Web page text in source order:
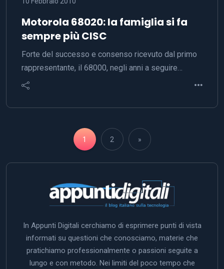
Motorola 68020: la famiglia si fa
sempre più CISC
Forte del successo e consenso ricevuto dal primo
rappresentante, il 68000, negli anni a seguire…
1 2 »
In Appunti Digitali cerchiamo di esprimere punti di vista
informati su questioni che conosciamo, materie che
pratichiamo professionalmente o passioni seguite a
lungo e con metodo. Nei limiti del poco tempo che